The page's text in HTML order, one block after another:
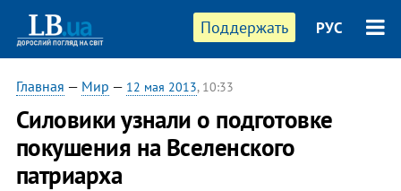
Поддержать РУС
Главная — Мир — 12 мая 2013, 10:33
Силовики узнали о подготовке
покушения на Вселенского
патриарха